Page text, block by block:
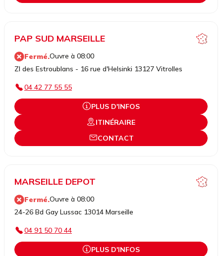
PAP SUD MARSEILLE
Fermé.Ouvre à 08:00
ZI des Estroublans - 16 rue d'Helsinki 13127 Vitrolles
04 42 77 55 55
PLUS D'INFOS
ITINÉRAIRE
CONTACT
MARSEILLE DEPOT
Fermé.Ouvre à 08:00
24-26 Bd Gay Lussac 13014 Marseille
04 91 50 70 44
PLUS D'INFOS